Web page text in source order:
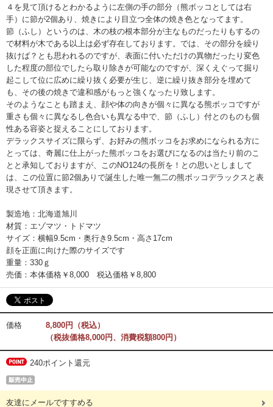
４を見て頂けるとわかるように左側の手の部分（熊ボッコとしては右
手）に節が2個あり、焼きにより目立つ全体の焼き色となってます。
節（ふし）というのは、木の枝の根本部分が主なものだったりもするの
で材料が木である以上は必ず存在しております。では、その部分を繰り
抜けば？とも思われるのですが、表面に付いただけの異物だったり変色
した程度の部位でしたら取り除きが可能なのですが、深くえぐって掘り
起こして位に広めに繰り抜く必要が生じ、逆に繰り抜き部分を埋めて
も、その後の焼きで違和感がもっと強くなったり致します。
そのようなことも踏まえ、顔や体の向きが個々に異なる熊ボッコですが
重さも個々に異なるし色合いも異なる中で、節（ふし）付とのものも個
性ある容姿と捉えることにしております。
デラックスサイズに限らず、お好みの熊ボッコをお求めになられる方に
とっては、奇麗に仕上がった熊ボッコをお選びになるのは当たり前のこ
とと承知しておりますが、このNO124の長所を！との思いとしまして
は、この位置に節2個ありで誕生した唯一無二の熊ボッコデラックスと表
現させて頂きます。
製造地：北海道旭川
材質：エゾマツ・トドマツ
サイズ：横幅9.5cm・奥行き9.5cm・高さ17cm
顔を正面に向けた際のサイズです
重量：330ｇ
売価：本体価格￥8,000 税込価格￥8,800
価格
8,800円（税込）
（税抜価格8,000円、消費税額800円）
240ポイント還元
友達にメールですすめる